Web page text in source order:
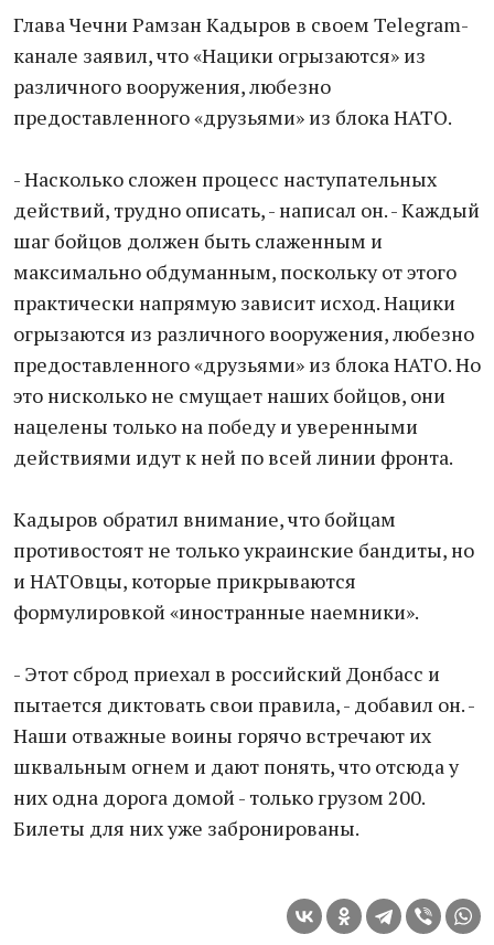
Глава Чечни Рамзан Кадыров в своем Telegram-
канале заявил, что «Нацики огрызаются» из
различного вооружения, любезно
предоставленного «друзьями» из блока НАТО.
- Насколько сложен процесс наступательных
действий, трудно описать, - написал он. - Каждый
шаг бойцов должен быть слаженным и
максимально обдуманным, поскольку от этого
практически напрямую зависит исход. Нацики
огрызаются из различного вооружения, любезно
предоставленного «друзьями» из блока НАТО. Но
это нисколько не смущает наших бойцов, они
нацелены только на победу и уверенными
действиями идут к ней по всей линии фронта.
Кадыров обратил внимание, что бойцам
противостоят не только украинские бандиты, но
и НАТОвцы, которые прикрываются
формулировкой «иностранные наемники».
- Этот сброд приехал в российский Донбасс и
пытается диктовать свои правила, - добавил он. -
Наши отважные воины горячо встречают их
шквальным огнем и дают понять, что отсюда у
них одна дорога домой - только грузом 200.
Билеты для них уже забронированы.